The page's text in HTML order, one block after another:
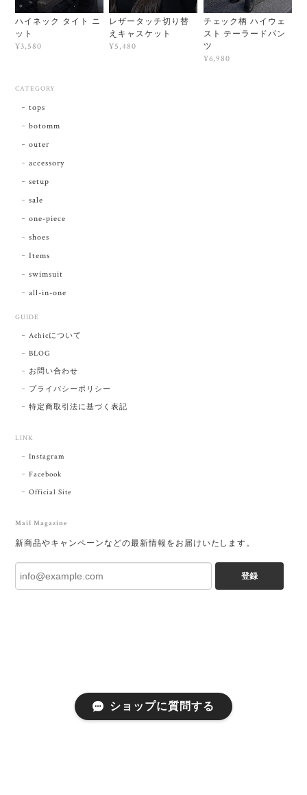
ハイネック タイト ニ
ット
¥3,580
レザータッチ切り替
えキャスケット
¥5,480
チェック柄 ハイウェ
スト テーラードパン
ツ
¥6,980
CATEGORY
tops
botomm
outer
accessory
setup
sale
one-piece
shoes
Items
swimsuit
all-in-one
GUIDE
Achicについて
BLOG
お問い合わせ
プライバシーポリシー
特定商取引法に基づく表記
LINK
Instagram
Facebook
Official Site
Mail Magazine
新商品やキャンペーンなどの最新情報をお届けいたします。
登録
ショップに質問する